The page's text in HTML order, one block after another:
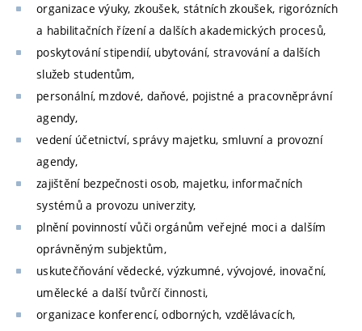
organizace výuky, zkoušek, státních zkoušek, rigorózních
a habilitačních řízení a dalších akademických procesů,
poskytování stipendií, ubytování, stravování a dalších
služeb studentům,
personální, mzdové, daňové, pojistné a pracovněprávní
agendy,
vedení účetnictví, správy majetku, smluvní a provozní
agendy,
zajištění bezpečnosti osob, majetku, informačních
systémů a provozu univerzity,
plnění povinností vůči orgánům veřejné moci a dalším
oprávněným subjektům,
uskutečňování vědecké, výzkumné, vývojové, inovační,
umělecké a další tvůrčí činnosti,
organizace konferencí, odborných, vzdělávacích,